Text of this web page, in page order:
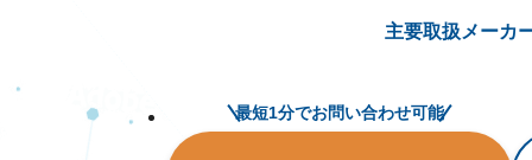
主要取扱メーカ
最短1分でお問い合わせ可能